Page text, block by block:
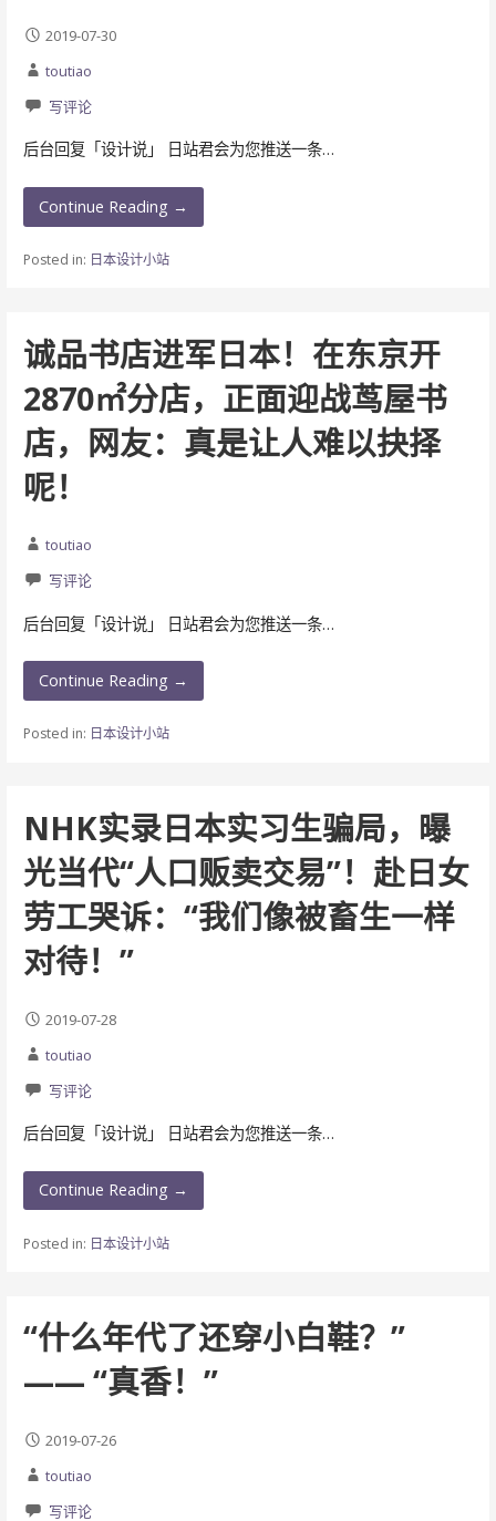
2019-07-30
toutiao
写评论
后台回复「设计说」 日站君会为您推送一条…
Continue Reading →
Posted in: 日本设计小站
诚品书店进军日本！在东京开
2870㎡分店，正面迎战茑屋书
店，网友：真是让人难以抉择
呢！
toutiao
写评论
后台回复「设计说」 日站君会为您推送一条…
Continue Reading →
Posted in: 日本设计小站
NHK实录日本实习生骗局，曝
光当代“人口贩卖交易”！赴日女
劳工哭诉：“我们像被畜生一样
对待！”
2019-07-28
toutiao
写评论
后台回复「设计说」 日站君会为您推送一条…
Continue Reading →
Posted in: 日本设计小站
“什么年代了还穿小白鞋？”
—— “真香！”
2019-07-26
toutiao
写评论